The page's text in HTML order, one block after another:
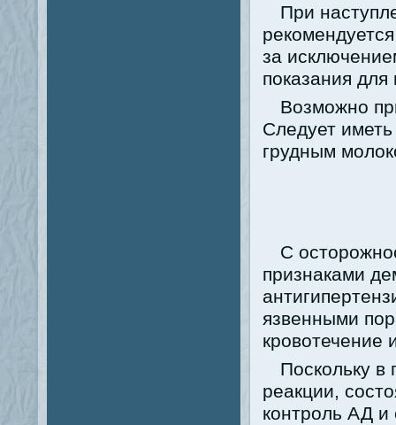
При
за
показания
Возможно
Следует
грудным
С
признаками
язвенными
кровотечение
Поскольку
реакции,
контроль АД и